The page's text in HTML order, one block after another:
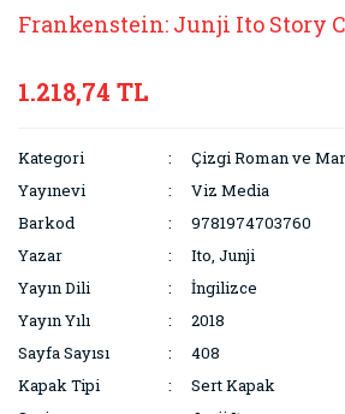
Frankenstein: Junji Ito Story
1.218,74 TL
Kategori
Çizgi Roman ve
Yayınevi
Viz Media
Barkod
9781974703760
Yazar
Ito, Junji
Yayın Dili
İngilizce
Yayın Yılı
2018
Sayfa Sayısı
408
Kapak Tipi
Sert Kapak